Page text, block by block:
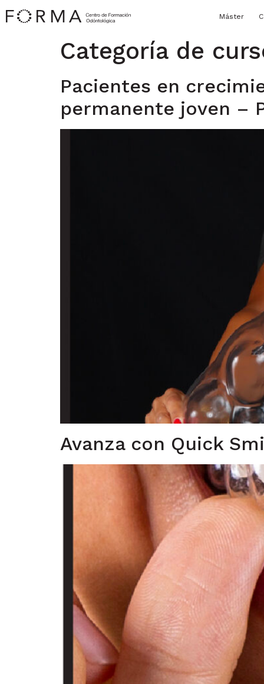
Máster
Categoría de
Pacientes en
permanente joven –
Avanza con Quick